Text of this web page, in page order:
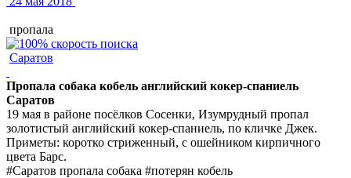
пропала
Саратов
Пропала собака кобель английский кокер-спаниель
Саратов
19 мая в районе посёлков Сосенки, Изумрудный пропал
золотистый английский кокер-спаниель, по кличке Джек.
Приметы: коротко стриженный, с ошейником кирпичного
цвета Барс.
#Саратов пропала собака #потерян кобель